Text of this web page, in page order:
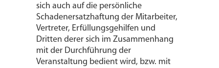
sich auch auf die persönliche
Schadenersatzhaftung der Mitarbeiter,
Vertreter, Erfüllungsgehilfen und
Dritten derer sich im Zusammenhang
mit der Durchführung der
Veranstaltung bedient wird, bzw. mit